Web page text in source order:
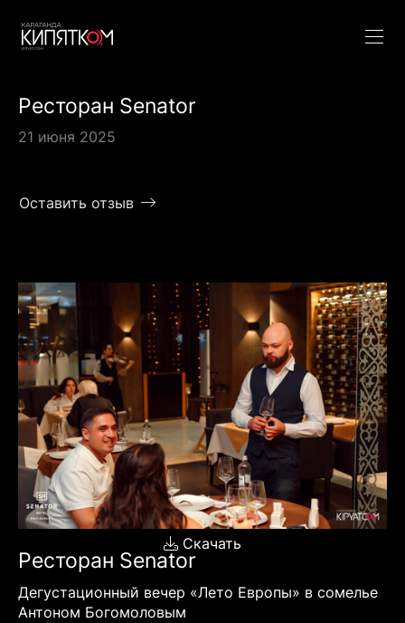
Ресторан Senator
21 июня 2025
Оставить отзыв
Скачать
Ресторан Senator
Дегустационный вечер «Лето Европы» в сомелье
Антоном Богомоловым